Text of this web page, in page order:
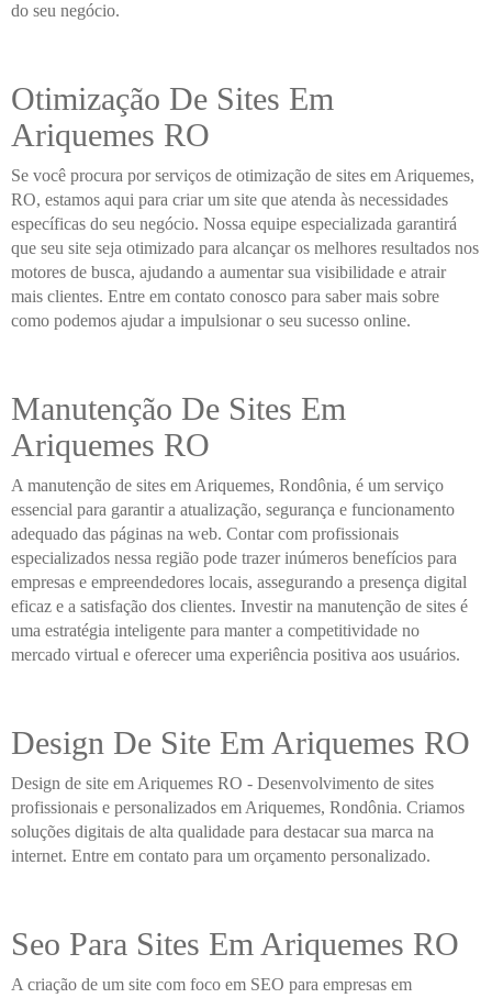
do seu negócio.
Otimização De Sites Em
Ariquemes RO
Se você procura por serviços de otimização de sites em Ariquemes,
RO, estamos aqui para criar um site que atenda às necessidades
específicas do seu negócio. Nossa equipe especializada garantirá
que seu site seja otimizado para alcançar os melhores resultados nos
motores de busca, ajudando a aumentar sua visibilidade e atrair
mais clientes. Entre em contato conosco para saber mais sobre
como podemos ajudar a impulsionar o seu sucesso online.
Manutenção De Sites Em
Ariquemes RO
A manutenção de sites em Ariquemes, Rondônia, é um serviço
essencial para garantir a atualização, segurança e funcionamento
adequado das páginas na web. Contar com profissionais
especializados nessa região pode trazer inúmeros benefícios para
empresas e empreendedores locais, assegurando a presença digital
eficaz e a satisfação dos clientes. Investir na manutenção de sites é
uma estratégia inteligente para manter a competitividade no
mercado virtual e oferecer uma experiência positiva aos usuários.
Design De Site Em Ariquemes RO
Design de site em Ariquemes RO - Desenvolvimento de sites
profissionais e personalizados em Ariquemes, Rondônia. Criamos
soluções digitais de alta qualidade para destacar sua marca na
internet. Entre em contato para um orçamento personalizado.
Seo Para Sites Em Ariquemes RO
A criação de um site com foco em SEO para empresas em